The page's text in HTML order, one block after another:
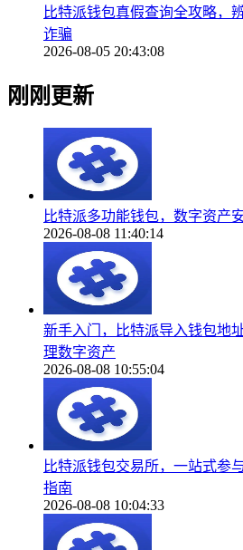
比特派钱包真假查询全攻略，
诈骗
2026-08-05 20:43:08
刚刚更新
比特派多功能钱包，数字资产
2026-08-08 11:40:14
新手入门，比特派导入钱包地
理数字资产
2026-08-08 10:55:04
比特派钱包交易所，一站式参
指南
2026-08-08 10:04:33